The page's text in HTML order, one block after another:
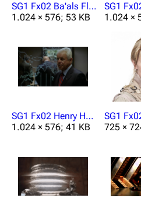
3638
Navigation
Hauptseite
Zufälliger Artikel
Datei hochladen
Filme und Serien
SG1 Fx02 Ba'als Flotte.jpg
1.024 × 576; 53 KB
1.024 ×
SG1 Fx02 Henry Hayes.JPG
1.024 × 576; 41 KB
725 ×